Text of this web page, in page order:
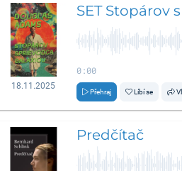
18.11.2025
SET Stopárov
0:00
Přehraj Líbí se
Predčítač